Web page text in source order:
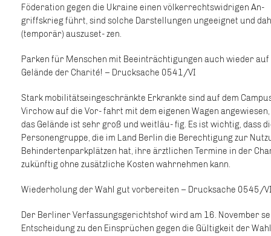
Föderation gegen die Ukraine einen völkerrechtswidrigen An-
griffskrieg führt, sind solche Darstellungen ungeeignet und
(temporär) auszuset- zen.
Parken für Menschen mit Beeinträchtigungen auch wieder auf
Gelände der Charité! – Drucksache 0541/VI
Stark mobilitätseingeschränkte Erkrankte sind auf dem
Virchow auf die Vor- fahrt mit dem eigenen Wagen
das Gelände ist sehr groß und weitläu- fig. Es ist wichtig, dass
Personengruppe, die im Land Berlin die Berechtigung zur
Behindertenparkplätzen hat, ihre ärztlichen Termine in der
zukünftig ohne zusätzliche Kosten wahrnehmen kann.
Wiederholung der Wahl gut vorbereiten – Drucksache 0545/
Der Berliner Verfassungsgerichtshof wird am 16. November
Entscheidung zu den Einsprüchen gegen die Gültigkeit der